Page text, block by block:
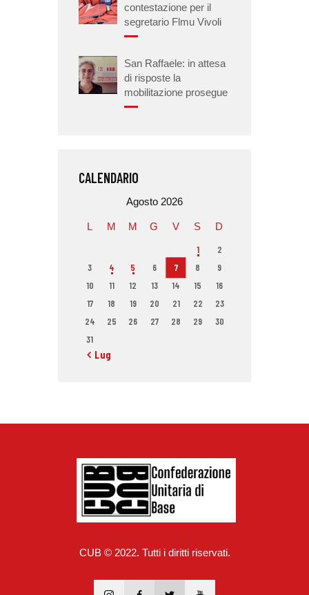
contestazione per il
segretario Flmu Vivoli
San Raffaele: in attesa
di risposte la
mobilitazione prosegue
CALENDARIO
Agosto 2026
L M M G V S D
1
2
3
4 5 6 7 8
9
10
11 12 13 14 15
16
17
18 19 20 21 22
23
24
25 26 27 28 29
30
31
« Lug
CUB © 2022. Tutti i diritti riservati.